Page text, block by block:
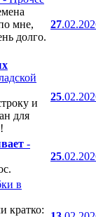
мне,
долго.
27
и
для
25
-
25
в
кратко: